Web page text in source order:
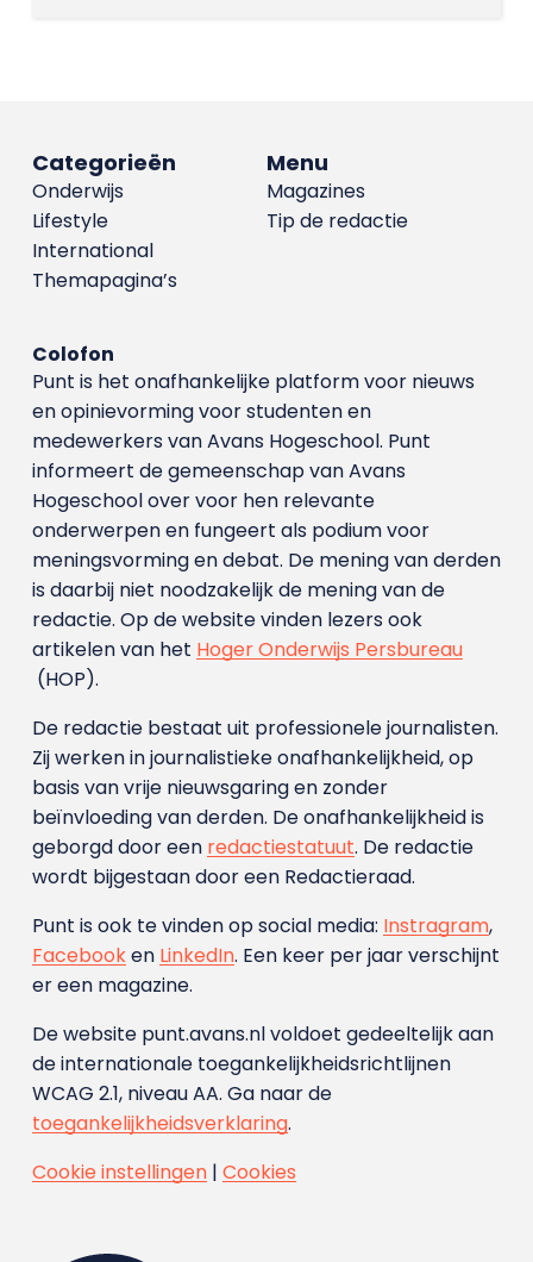
Menu
Magazines
Tip de redactie
Categorieën
Onderwijs
Lifestyle
International
Themapagina’s
Colofon
Punt is het onafhankelijke platform voor nieuws
en opinievorming voor studenten en
medewerkers van Avans Hoge­school. Punt
informeert de gemeenschap van Avans
Hogeschool over voor hen relevante
onderwerpen en fungeert als podium voor
meningsvorming en debat. De mening van derden
is daarbij niet noodzakelijk de mening van de
redactie. Op de website vinden lezers ook
artikelen van het Hoger Onderwijs Persbureau
(HOP).
De redactie bestaat uit professionele journalisten.
Zij werken in journalistieke onafhankelijkheid, op
basis van vrije nieuwsgaring en zonder
beïnvloeding van derden. De onafhankelijkheid is
geborgd door een redactiestatuut. De redactie
wordt bijgestaan door een Redactieraad.
Punt is ook te vinden op social media: Instragram,
Facebooken LinkedIn. Een keer per jaar verschijnt
er een magazine.
De website punt.avans.nl voldoet gedeeltelijk aan
de internationale toegankelijkheidsrichtlijnen
WCAG 2.1, niveau AA. Ga naar de
toegankelijkheidsverklaring.
Cookie instellingen| Cookies